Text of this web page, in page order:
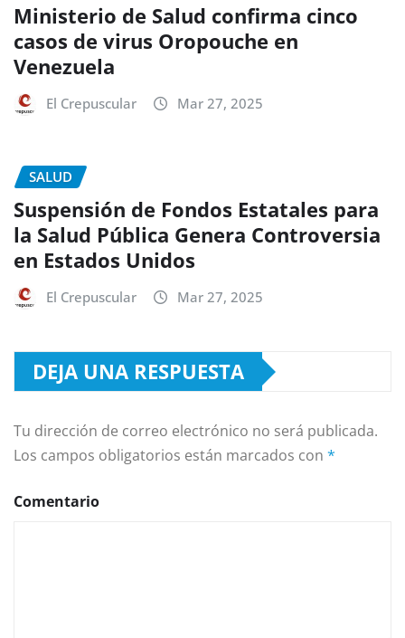
Ministerio de Salud confirma cinco
casos de virus Oropouche en
Venezuela
El Crepuscular Mar 27, 2025
SALUD
Suspensión de Fondos Estatales para
la Salud Pública Genera Controversia
en Estados Unidos
El Crepuscular Mar 27, 2025
DEJA UNA RESPUESTA
Tu dirección de correo electrónico no será publicada.
Los campos obligatorios están marcados con *
Comentario